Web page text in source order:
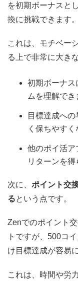
を初期ボーナスと
換に挑戦できます。
これは、モチベー
る上で非常に大き
初期ボーナス
ムを理解でき
目標達成へ
く保ちやすく
他のポイ活ア
リターンを得
次に、 ポイント交
るという点です。
Zenでのポイント
トですが、500コ
け目標達成が容易
これは、時間や労